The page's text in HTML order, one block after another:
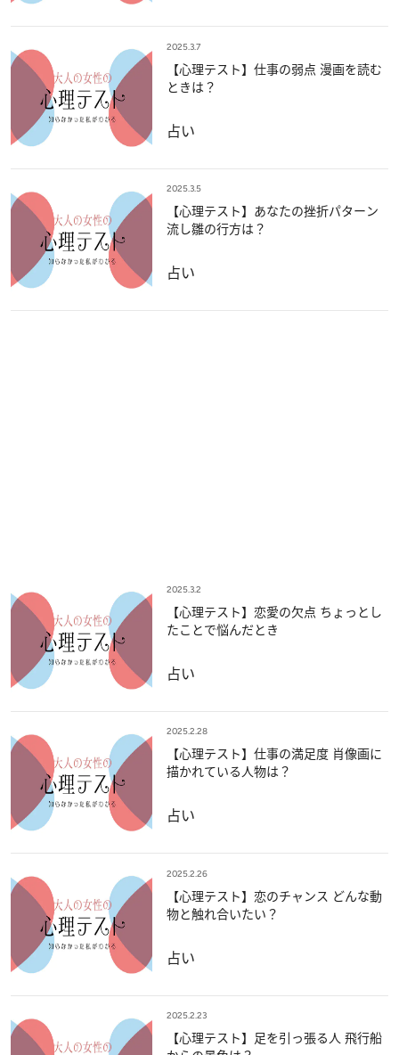
2025.3.7
【心理テスト】仕事の弱点 漫画を読む
ときは？
占い
2025.3.5
【心理テスト】あなたの挫折パターン
流し雛の行方は？
占い
2025.3.2
【心理テスト】恋愛の欠点 ちょっとし
たことで悩んだとき
占い
2025.2.28
【心理テスト】仕事の満足度 肖像画に
描かれている人物は？
占い
2025.2.26
【心理テスト】恋のチャンス どんな動
物と触れ合いたい？
占い
2025.2.23
【心理テスト】足を引っ張る人 飛行船